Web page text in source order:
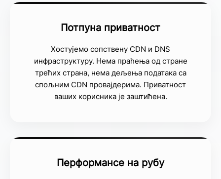
Потпуна приватност
Хостујемо сопствену CDN и DNS
инфраструктуру. Нема праћења од стране
трећих страна, нема дељења података са
спољним CDN провајдерима. Приватност
ваших корисника је заштићена.
Перформансе на рубу